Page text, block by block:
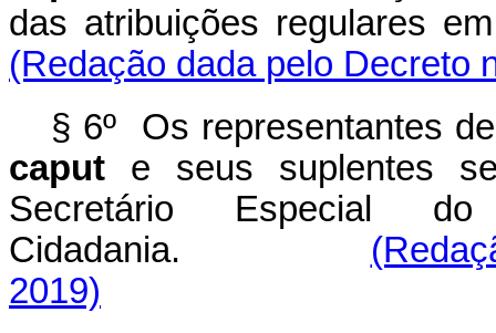
das atribuições regulares
(Redação dada pelo Decreto
§ 6º Os representantes
caput e seus suplentes
Secretário Especial
Cidadania.
2019)